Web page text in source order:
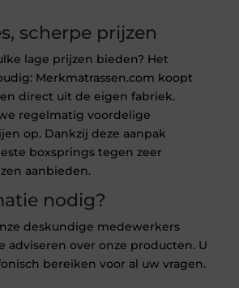
scherpe prijzen
lage prijzen bieden? Het
Merkmatrassen.com koopt
direct uit de eigen fabriek.
regelmatig voordelige
op. Dankzij deze aanpak
boxsprings tegen zeer
aanbieden.
nodig?
deskundige medewerkers
adviseren over onze producten. U
bereiken voor al uw vragen.